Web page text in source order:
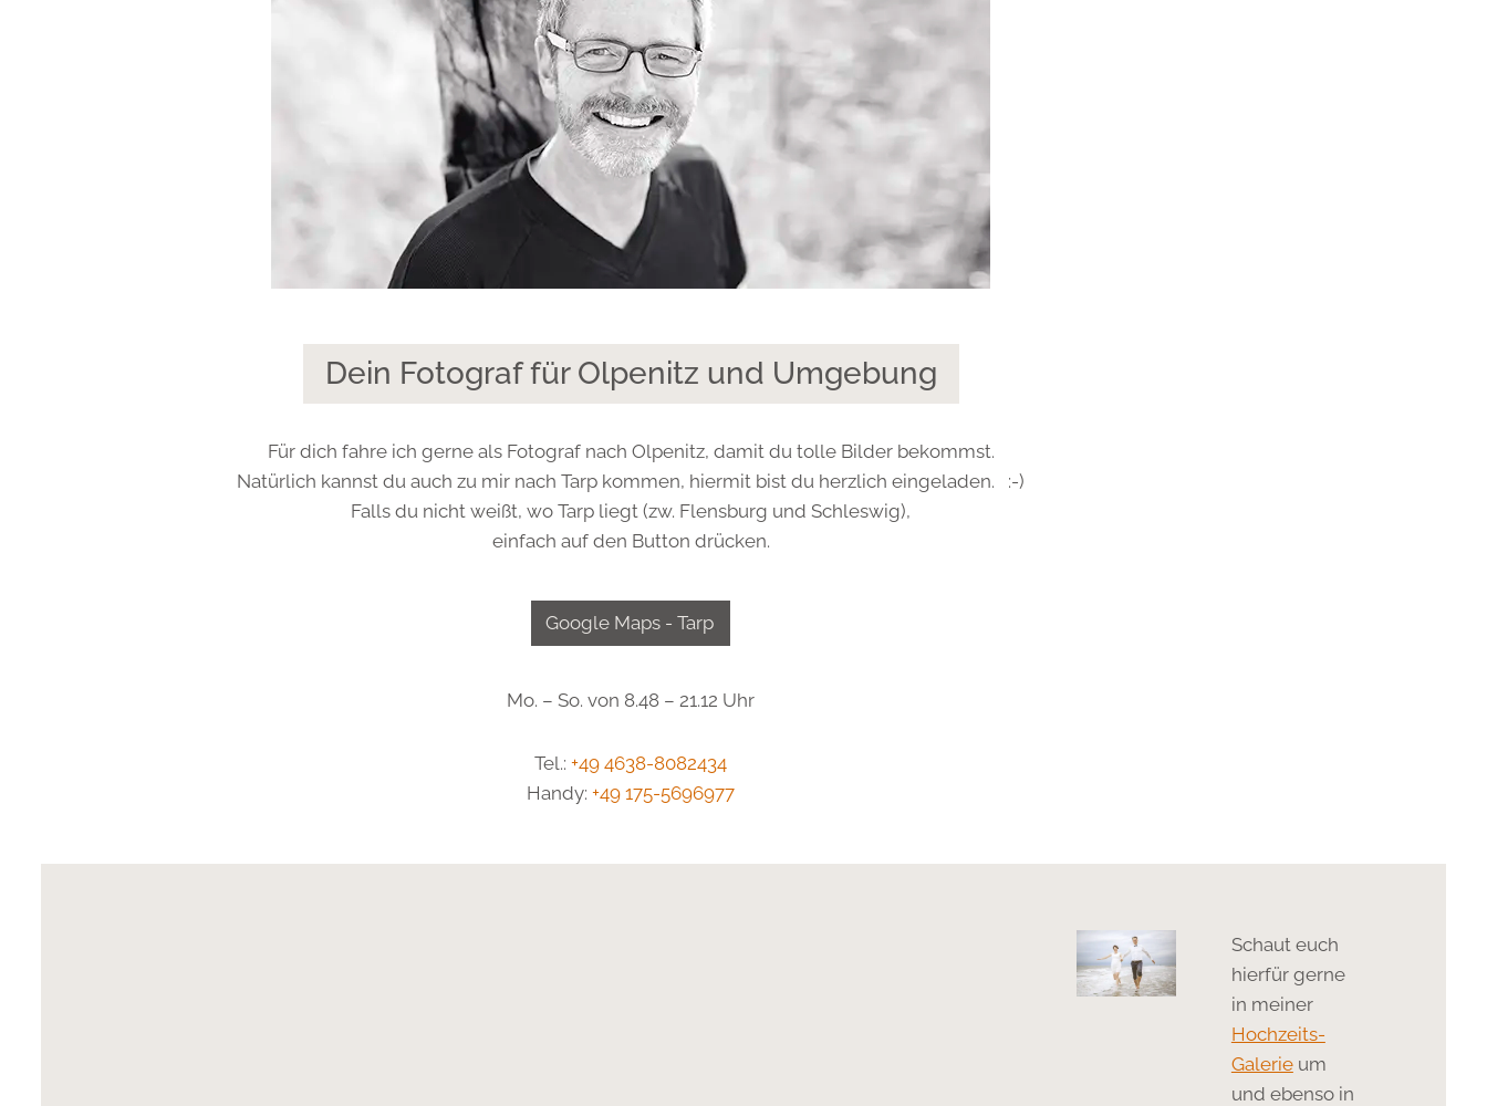
Dein Fotograf für Olpenitz und Umgebung
Für dich fahre ich gerne als Fotograf nach Olpenitz, damit du tolle Bilder bekommst.
Natürlich kannst du auch zu mir nach Tarp kommen, hiermit bist du herzlich eingeladen. :-)
Falls du nicht weißt, wo Tarp liegt (zw. Flensburg und Schleswig),
einfach auf den Button drücken.
Google Maps - Tarp
Mo. – So. von 8.48 – 21.12 Uhr
Tel.: +49 4638-8082434
Handy: +49 175-5696977
Schaut euch
hierfür gerne
in meiner
Hochzeits-
Galerieum
und ebenso in